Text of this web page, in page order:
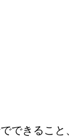
できること